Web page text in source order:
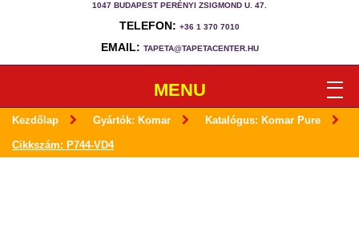
1047 BUDAPEST PERÉNYI ZSIGMOND U. 47.
TELEFON: +36 1 370 7010
EMAIL: TAPETA@TAPETACENTER.HU
MENU
Kezdőlap Gyártók: Komar Katalógus: Komar Pure
Cikkszám: P744-VD4